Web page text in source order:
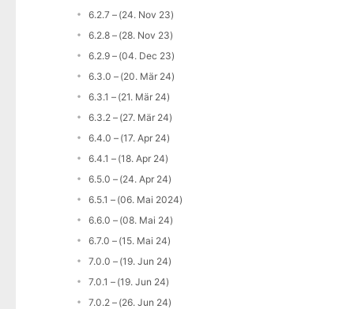
6.2.7 – (24. Nov 23)
6.2.8 – (28. Nov 23)
6.2.9 – (04. Dec 23)
6.3.0 – (20. Mär 24)
6.3.1 – (21. Mär 24)
6.3.2 – (27. Mär 24)
6.4.0 – (17. Apr 24)
6.4.1 – (18. Apr 24)
6.5.0 – (24. Apr 24)
6.5.1 – (06. Mai 2024)
6.6.0 – (08. Mai 24)
6.7.0 – (15. Mai 24)
7.0.0 – (19. Jun 24)
7.0.1 – (19. Jun 24)
7.0.2 – (26. Jun 24)